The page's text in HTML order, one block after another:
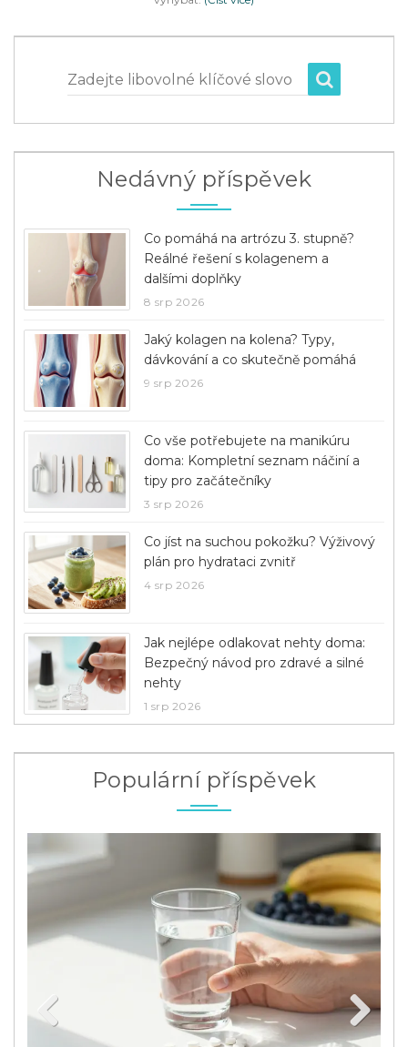
Zadejte libovolné klíčové slovo
Nedávný příspěvek
Co pomáhá na artrózu 3. stupně?
Reálné řešení s kolagenem a
dalšími doplňky
8 srp 2026
Jaký kolagen na kolena? Typy,
dávkování a co skutečně pomáhá
9 srp 2026
Co vše potřebujete na manikúru
doma: Kompletní seznam náčiní a
tipy pro začátečníky
3 srp 2026
Co jíst na suchou pokožku? Výživový
plán pro hydrataci zvnitř
4 srp 2026
Jak nejlépe odlakovat nehty doma:
Bezpečný návod pro zdravé a silné
nehty
1 srp 2026
Populární příspěvek